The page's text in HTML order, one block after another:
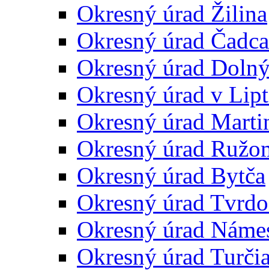
Okresný úrad Žilina
Okresný úrad Čadca
Okresný úrad
Okresný úrad v
Okresný úrad
Okresný úrad
Okresný úrad Bytča
Okresný úrad
Okresný úrad
Okresný úrad